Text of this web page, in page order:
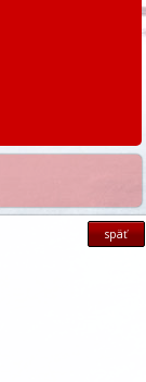
späť